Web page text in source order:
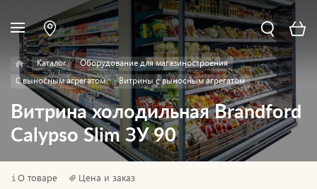
Каталог
Оборудование для магазиностроения
С выносным агрегатом
Витрины с выносным агрегатом
Витрина холодильная Brandford
Calypso Slim ЗУ 90
О товаре Цена и заказ